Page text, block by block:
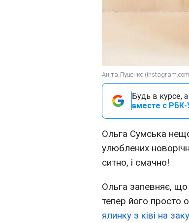
Аніта Луценко
Будь в курсе,
вместе с РБК-
Ольга Сумська
улюблених
ситно, і смачно!
Ольга запевняє, що
тепер його просто
ялинку з ківі на